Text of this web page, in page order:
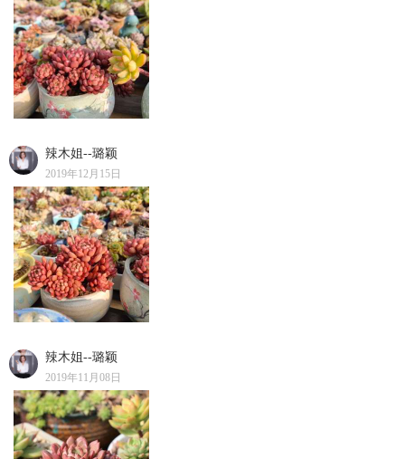
辣木姐--璐颖
2019年12月15日
辣木姐--璐颖
2019年11月08日